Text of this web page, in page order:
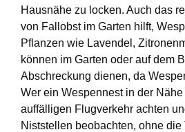
Hausnähe zu locken. Auch das
von Fallobst im Garten hilft,
Pflanzen wie Lavendel,
können im Garten oder auf dem
Abschreckung dienen, da
Wer ein Wespennest in der
auffälligen Flugverkehr achten
Niststellen beobachten, ohne die